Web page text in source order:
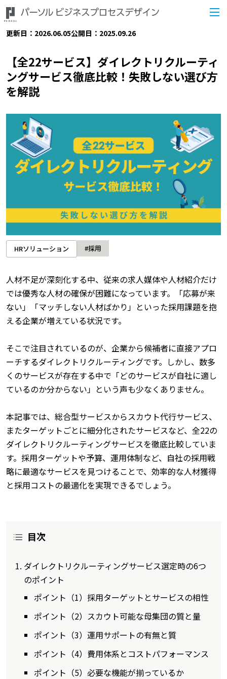
更新日：2026.06.05公開日：2025.09.26
【全22サービス】ダイレクトリクルーティ
ングサービス徹底比較！失敗しない選び方
を解説
HRソリューション #採用
人材不足が深刻化する中、従来の求人媒体や人材紹介だけ
では優秀な人材の確保が困難になっています。「応募が来
ない」「マッチしない人材ばかり」といった採用課題を抱
える企業が増えている状況です。
そこで注目されているのが、企業から候補者に直接アプロ
ーチするダイレクトリクルーティングです。しかし、数多
くのサービスが存在する中で「どのサービスが自社に適し
ているのか分からない」という声も少なくありません。
本記事では、総合型サービスからスカウト代行サービス、
またターゲットごとに細分化されたサービスなど、全22の
ダイレクトリクルーティングサービスを徹底比較していま
す。採用ターゲットや予算、運用体制など、自社の採用戦
略に最適なサービスを見つけることで、効率的な人材獲得
と採用コストの最適化を実現できるでしょう。
目次
ダイレクトリクルーティングサービス選定時の6つ
のポイント
ポイント（1）採用ターゲットとサービスの相性
ポイント（2）スカウト可能な母集団の質と量
ポイント（3）運用サポートの有無と質
ポイント（4）費用体系とコストパフォーマンス
ポイント（5）必要な機能が揃っているか